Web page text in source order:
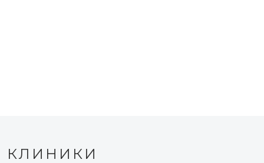
КЛИНИКИ